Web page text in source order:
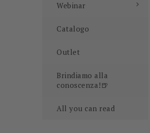
Webinar
Catalogo
Outlet
Brindiamo alla
conoscenza!🍺
All you can read